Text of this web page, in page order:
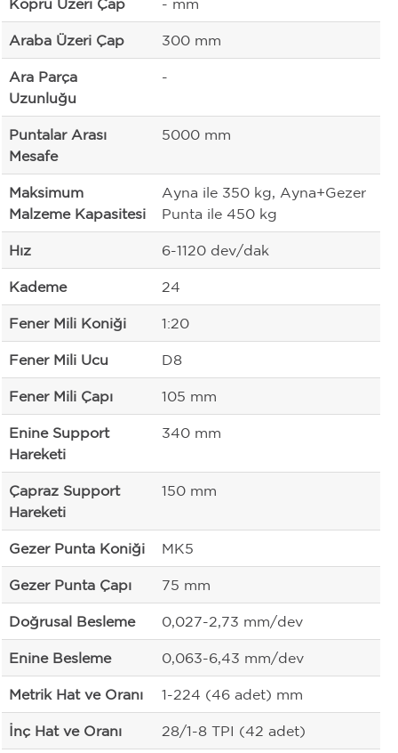
Köprü Üzeri Çap - mm
Araba Üzeri Çap 300 mm
Ara Parça
Uzunluğu
-
Puntalar Arası
Mesafe
5000 mm
Maksimum
Malzeme Kapasitesi
Ayna ile 350 kg, Ayna+Gezer
Punta ile 450 kg
Hız 6-1120 dev/dak
Kademe 24
Fener Mili Koniği 1:20
Fener Mili Ucu D8
Fener Mili Çapı 105 mm
Enine Support
Hareketi
340 mm
Çapraz Support
Hareketi
150 mm
Gezer Punta Koniği MK5
Gezer Punta Çapı 75 mm
Doğrusal Besleme 0,027-2,73 mm/dev
Enine Besleme 0,063-6,43 mm/dev
Metrik Hat ve Oranı 1-224 (46 adet) mm
İnç Hat ve Oranı 28/1-8 TPI (42 adet)